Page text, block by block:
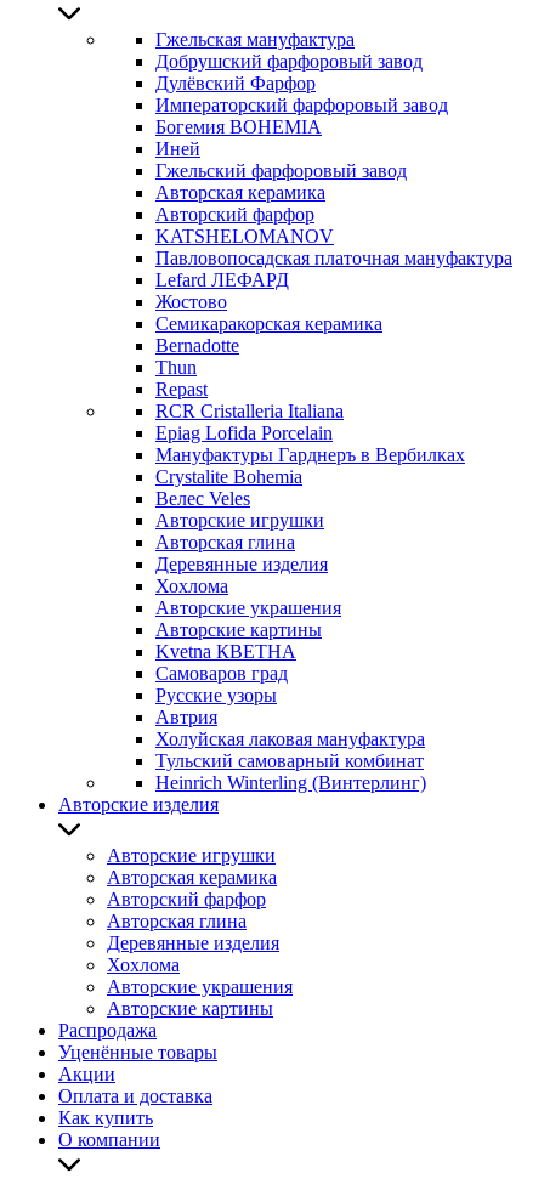
Гжельская мануфактура
Добрушский фарфоровый завод
Дулёвский Фарфор
Императорский фарфоровый завод
Богемия BOHEMIA
Иней
Гжельский фарфоровый завод
Авторская керамика
Авторский фарфор
KATSHELOMANOV
Павловопосадская платочная мануфактура
Lefard ЛЕФАРД
Жостово
Семикаракорская керамика
Bernadotte
Thun
Repast
RCR Cristalleria Italiana
Epiag Lofida Porcelain
Мануфактуры Гарднеръ в Вербилках
Crystalite Bohemia
Велес Veles
Авторские игрушки
Авторская глина
Деревянные изделия
Хохлома
Авторские украшения
Авторские картины
Kvetna КВЕТНА
Самоваров град
Русские узоры
Автрия
Холуйская лаковая мануфактура
Тульский самоварный комбинат
Heinrich Winterling (Винтерлинг)
Авторские изделия
Авторские игрушки
Авторская керамика
Авторский фарфор
Авторская глина
Деревянные изделия
Хохлома
Авторские украшения
Авторские картины
Распродажа
Уценённые товары
Акции
Оплата и доставка
Как купить
О компании